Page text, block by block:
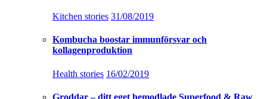
Kitchen stories 31/08/2019
Kombucha boostar immunförsvar och
kollagenproduktion
Health stories 16/02/2019
Groddar – ditt eget hemodlade Superfood & Raw